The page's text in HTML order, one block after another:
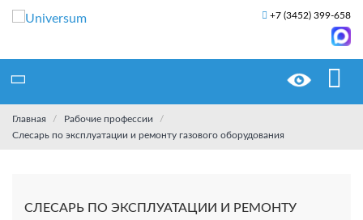
+7 (3452) 399-658
Главная
Рабочие профессии
Слесарь по эксплуатации и ремонту газового оборудования
СЛЕСАРЬ ПО ЭКСПЛУАТАЦИИ И РЕМОНТУ